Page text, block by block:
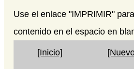
Use el enlace "IMPRIMIR"
contenido en el espacio en
[Inicio]